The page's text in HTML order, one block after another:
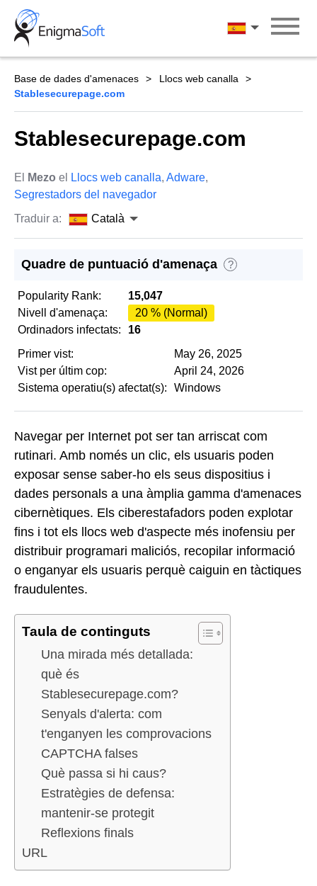
Skip
content
Català
Base de dades d'amenaces
Llocs web canalla
Stablesecurepage.com
Stablesecurepage.com
El Mezo el Llocs web canalla, Adware,
Segrestadors del navegador
Traduir a:
Català
Quadre de puntuació d'amenaça ?
Popularity Rank:
15,047
Nivell d'amenaça:
20 % (Normal)
Ordinadors infectats:
16
Primer vist:
May 26, 2025
Vist per últim cop:
April 24, 2026
Sistema operatiu(s) afectat(s):
Windows
Navegar per Internet pot ser tan arriscat com
rutinari. Amb només un clic, els usuaris poden
exposar sense saber-ho els seus dispositius i
dades personals a una àmplia gamma d'amenaces
cibernètiques. Els ciberestafadors poden explotar
fins i tot els llocs web d'aspecte més inofensiu per
distribuir programari maliciós, recopilar informació
o enganyar els usuaris perquè caiguin en tàctiques
fraudulentes.
Taula de continguts
Una mirada més detallada:
què és
Stablesecurepage.com?
Senyals d'alerta: com
t'enganyen les comprovacions
CAPTCHA falses
Què passa si hi caus?
Estratègies de defensa:
mantenir-se protegit
Reflexions finals
URL